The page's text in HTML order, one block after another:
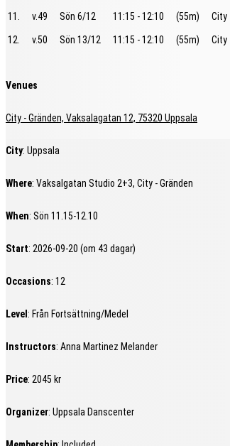
11. v.49 Sön 6/12 11:15 - 12:10 (55m) City
12. v.50 Sön 13/12 11:15 - 12:10 (55m) City
Venues
City - Gränden, Vaksalagatan 12, 75320 Uppsala
City: Uppsala
Where: Vaksalgatan Studio 2+3, City - Gränden
When: Sön 11.15-12.10
Start: 2026-09-20 (om 43 dagar)
Occasions: 12
Level : Från Fortsättning/Medel
Instructors: Anna Martinez Melander
Price: 2045 kr
Organizer: Uppsala Danscenter